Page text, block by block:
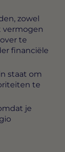
zowel
vermogen
te
financiële
staat om
te
je